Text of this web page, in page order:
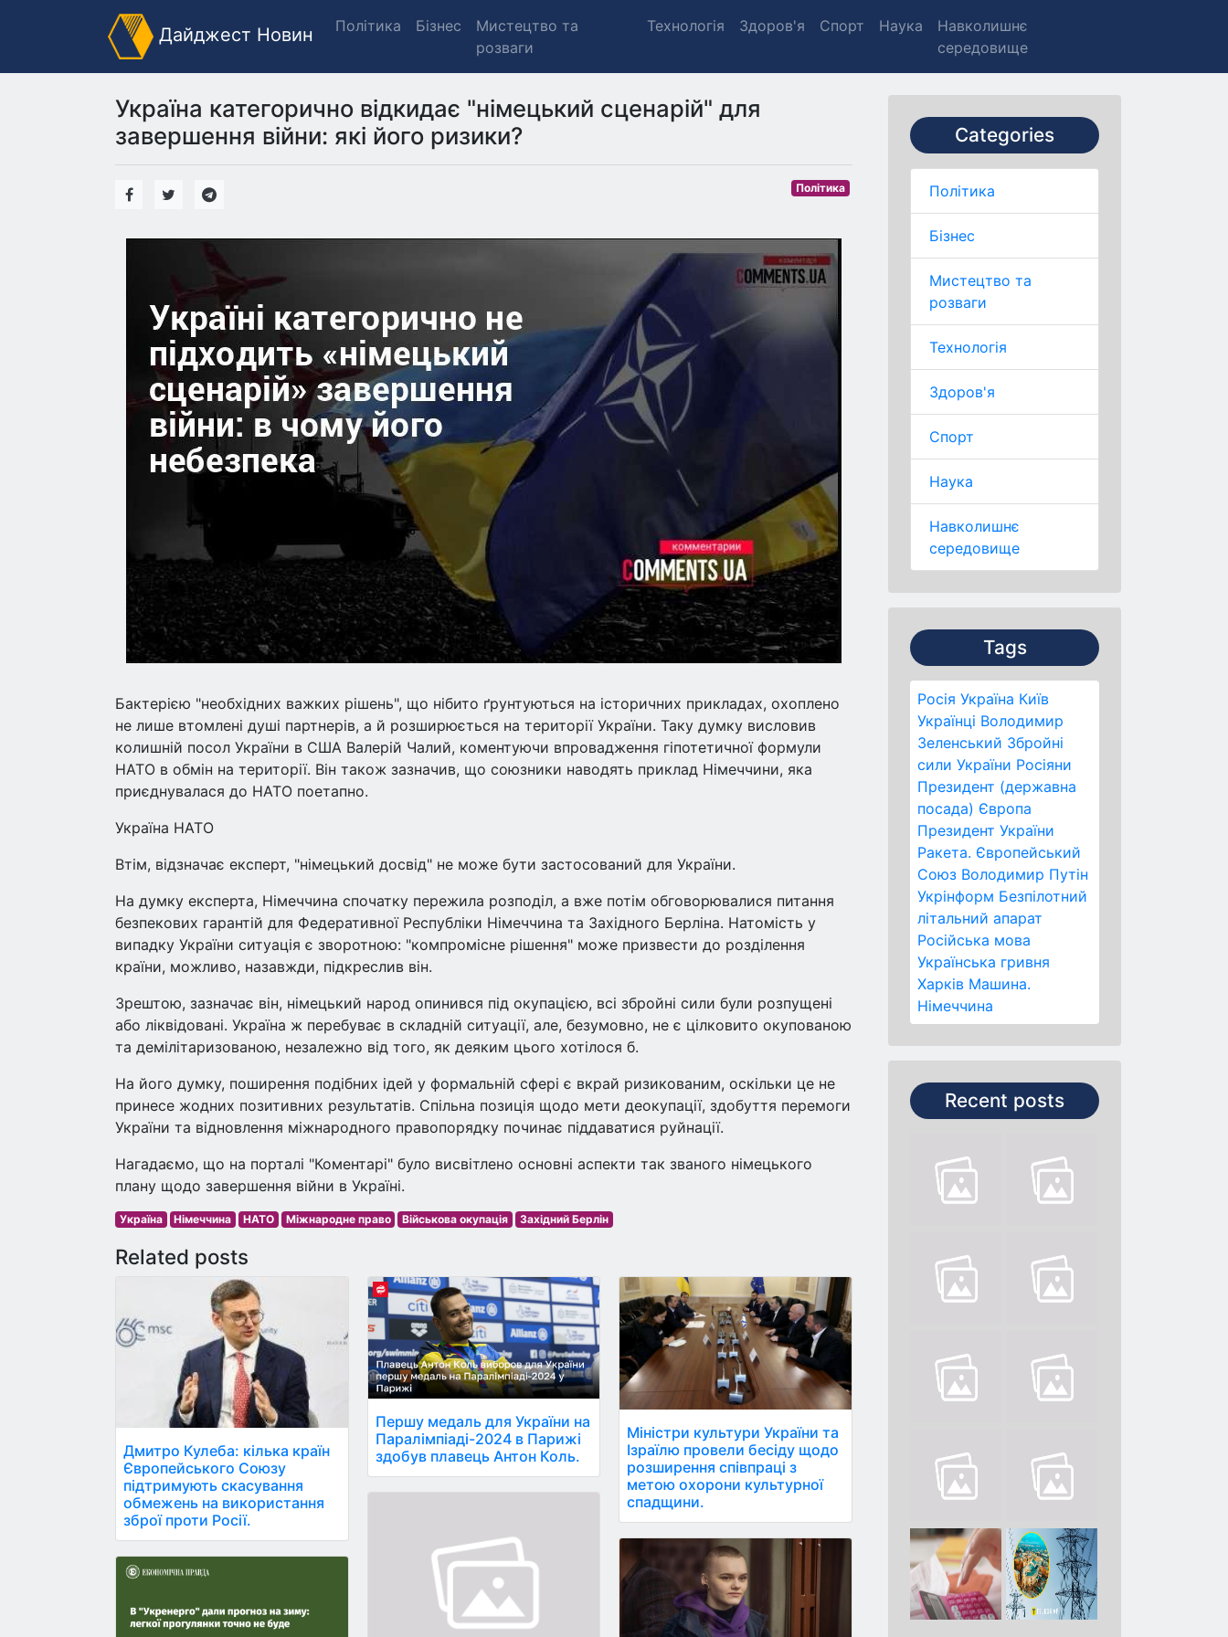
Дайджест Новин Політика Бізнес
Мистецтво та
розваги
Технологія Здоров'я Спорт Наука
Навколишнє
середовище
Categories
Політика
Бізнес
Мистецтво та
розваги
Технологія
Здоров'я
Спорт
Наука
Навколишнє
середовище
Tags
Росія Україна Київ
Українці Володимир
Зеленський Збройні
сили України Росіяни
Президент (державна
посада) Європа
Президент України
Ракета. Європейський
Союз Володимир Путін
Укрінформ Безпілотний
літальний апарат
Російська мова
Українська гривня
Харків Машина.
Німеччина
Recent posts
Україна категорично відкидає "німецький сценарій" для
завершення війни: які його ризики?
Політика
Бактерією "необхідних важких рішень", що нібито ґрунтуються на історичних прикладах, охоплено
не лише втомлені душі партнерів, а й розширюється на території України. Таку думку висловив
колишній посол України в США Валерій Чалий, коментуючи впровадження гіпотетичної формули
НАТО в обмін на території. Він також зазначив, що союзники наводять приклад Німеччини, яка
приєднувалася до НАТО поетапно.
Україна НАТО
Втім, відзначає експерт, "німецький досвід" не може бути застосований для України.
На думку експерта, Німеччина спочатку пережила розподіл, а вже потім обговорювалися питання
безпекових гарантій для Федеративної Республіки Німеччина та Західного Берліна. Натомість у
випадку України ситуація є зворотною: "компромісне рішення" може призвести до розділення
країни, можливо, назавжди, підкреслив він.
Зрештою, зазначає він, німецький народ опинився під окупацією, всі збройні сили були розпущені
або ліквідовані. Україна ж перебуває в складній ситуації, але, безумовно, не є цілковито окупованою
та демілітаризованою, незалежно від того, як деяким цього хотілося б.
На його думку, поширення подібних ідей у формальній сфері є вкрай ризикованим, оскільки це не
принесе жодних позитивних результатів. Спільна позиція щодо мети деокупації, здобуття перемоги
України та відновлення міжнародного правопорядку починає піддаватися руйнації.
Нагадаємо, що на порталі "Коментарі" було висвітлено основні аспекти так званого німецького
плану щодо завершення війни в Україні.
Україна Німеччина НАТО Міжнародне право Військова окупація Західний Берлін
Related posts
Дмитро Кулеба: кілька країн
Європейського Союзу
підтримують скасування
обмежень на використання
зброї проти Росії.
Першу медаль для України на
Паралімпіаді-2024 в Парижі
здобув плавець Антон Коль.
Міністри культури України та
Ізраїлю провели бесіду щодо
розширення співпраці з
метою охорони культурної
спадщини.